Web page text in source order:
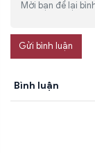
Gửi bình luận
Bình luận